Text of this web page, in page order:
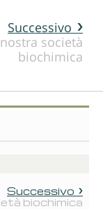
Successivo
società
biochimica
Successivo
biochimica